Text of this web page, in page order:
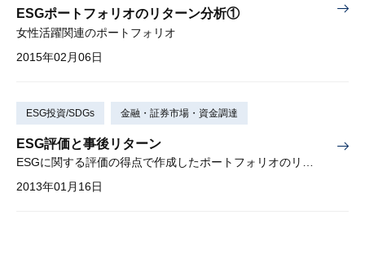
ESGポートフォリオのリターン分析①
女性活躍関連のポートフォリオ
2015年02月06日
ESG投資/SDGs 金融・証券市場・資金調達
ESG評価と事後リターン
ESGに関する評価の得点で作成したポートフォリオのリターン分析
2013年01月16日